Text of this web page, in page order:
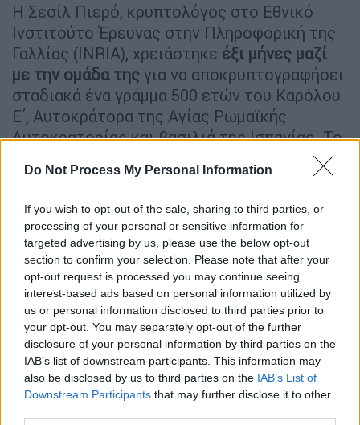
Do Not Process My Personal Information
If you wish to opt-out of the sale, sharing to third parties, or
processing of your personal or sensitive information for
targeted advertising by us, please use the below opt-out
section to confirm your selection. Please note that after your
opt-out request is processed you may continue seeing
interest-based ads based on personal information utilized by
us or personal information disclosed to third parties prior to
your opt-out. You may separately opt-out of the further
disclosure of your personal information by third parties on the
IAB’s list of downstream participants. This information may
also be disclosed by us to third parties on the IAB’s List of
Downstream Participants that may further disclose it to other
Η Σεσίλ Πιερό, κρυπτολόγος στο Εθνικό
Ινστιτούτο Έρευνας στην Πληροφορική της
Γαλλίας (INRIA), χρειάστηκε έξι μήνες μαζί
με την ομάδα της για να αποκρυπτογραφήσει
σταδιακά ένα γράμμα 500 ετών του Καρόλου
Ε΄, Αυτοκράτορα της Αγίας Ρωμαϊκής
Αυτοκρατορίας και βασιλιά της Ισπανίας. Το
120 διαφορετικά
σύμβολα σε μόλις τρεις σελίδες. Το
ότι ο Κάρολος Ε΄ - ένας από τους
ισχυρότερους άνδρες της εποχής του - ήταν
τρομοκρατημένος από πιθανή συνωμοσία
δολοφονίας εναντίον του.
Πριν καν αρχίσει η αποκρυπτογράφηση, οι
ερευνητές πρέπει πρώτα ναμετατρέψουν το
χειρόγραφο σε ψηφιακό έγγραφοπου να
μπορεί να αναλυθεί από λογισμικό
αποκρυπτογράφησης. Οκακός γραφικός